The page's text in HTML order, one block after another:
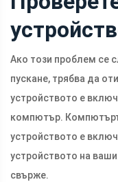
Ако този проблем се
пускане, трябва да
устройството е
компютър.
устройството е
устройството на
свърже.